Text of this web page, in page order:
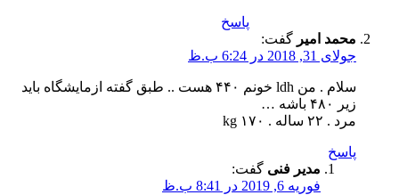
پاسخ
محمد امیر گفت:
جولای 31, 2018 در 6:24 ب.ظ
سلام . من ldh خونم ۴۴۰ هست .. طبق گفته ازمایشگاه باید
زیر ۴۸۰ باشه …
مرد . ۲۲ ساله . ۱۷۰ kg
پاسخ
مدیر فنی گفت:
فوریه 6, 2019 در 8:41 ب.ظ